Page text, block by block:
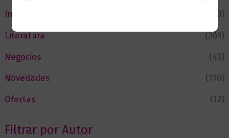
Infantil y Juvenil
(210)
Literatura
(369)
Negocios
(43)
Novedades
(110)
Ofertas
(12)
Filtrar por Autor